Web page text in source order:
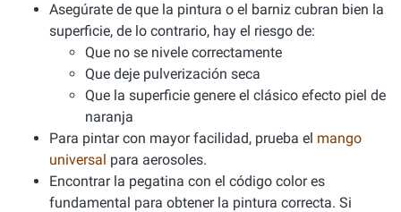
Asegúrate de que la pintura o el barniz cubran bien la
superficie, de lo contrario, hay el riesgo de:
Que no se nivele correctamente
Que deje pulverización seca
Que la superficie genere el clásico efecto piel de
naranja
Para pintar con mayor facilidad, prueba el mango
universal para aerosoles.
Encontrar la pegatina con el código color es
fundamental para obtener la pintura correcta. Si